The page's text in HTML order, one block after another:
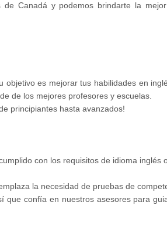
Canadá y podemos brindarte la
es mejorar tus habilidades en
de los mejores profesores y escuelas.
principiantes hasta avanzados!
con los requisitos de idioma inglés
la necesidad de pruebas de
que confía en nuestros asesores para